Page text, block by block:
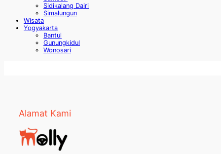
Sidikalang Dairi
Simalungun
Wisata
Yogyakarta
Bantul
Gunungkidul
Wonosari
Alamat Kami